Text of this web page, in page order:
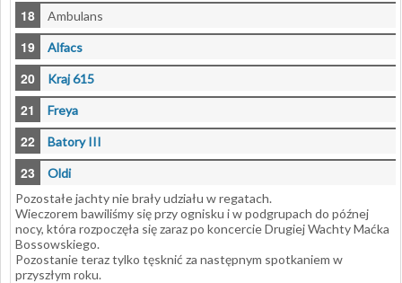
Ambulans
Alfacs
Kraj 615
Freya
Batory III
Oldi
Pozostałe jachty nie brały udziału w regatach.
Wieczorem bawiliśmy się przy ognisku i w podgrupach do późnej
nocy, która rozpoczęła się zaraz po koncercie Drugiej Wachty Maćka
Bossowskiego.
Pozostanie teraz tylko tęsknić za następnym spotkaniem w
przyszłym roku.